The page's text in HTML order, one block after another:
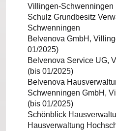
Villingen-Schwenningen
Schulz Grundbesitz
Schwenningen
Belvenova GmbH,
01/2025)
Belvenova Service UG,
(bis 01/2025)
Belvenova
Schwenningen GmbH,
(bis 01/2025)
Schönblick
Hausverwaltung